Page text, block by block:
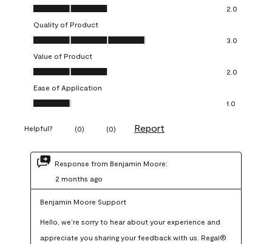
Overall Appearance, 2.0 out of 5
2.0
Quality of Product
Quality of Product, 3.0 out of 5
3.0
Value of Product
Value of Product, 2.0 out of 5
2.0
Ease of Application
Ease of Application, 1.0 out of 5
1.0
Helpful? (0) (0) Report
Response from Benjamin Moore:
2 months ago
Benjamin Moore Support
Hello, we’re sorry to hear about your experience and
appreciate you sharing your feedback with us. Regal®